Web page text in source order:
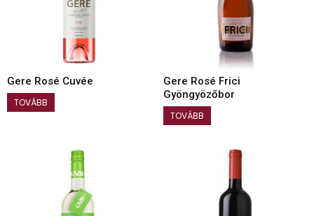
Gere Rosé Cuvée
TOVÁBB
Gere Rosé Frici
Gyöngyözőbor
TOVÁBB